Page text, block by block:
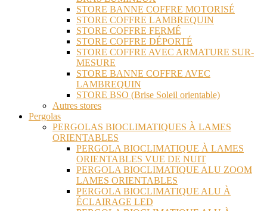
STORE BANNE COFFRE MOTORISÉ
STORE COFFRE LAMBREQUIN
STORE COFFRE FERMÉ
STORE COFFRE DÉPORTÉ
STORE COFFRE AVEC ARMATURE SUR-
MESURE
STORE BANNE COFFRE AVEC
LAMBREQUIN
STORE BSO (Brise Soleil orientable)
Autres stores
Pergolas
PERGOLAS BIOCLIMATIQUES À LAMES
ORIENTABLES
PERGOLA BIOCLIMATIQUE À LAMES
ORIENTABLES VUE DE NUIT
PERGOLA BIOCLIMATIQUE ALU ZOOM
LAMES ORIENTABLES
PERGOLA BIOCLIMATIQUE ALU À
ÉCLAIRAGE LED